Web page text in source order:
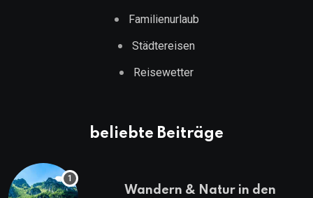
Familienurlaub
Städtereisen
Reisewetter
beliebte Beiträge
Wandern & Natur in den